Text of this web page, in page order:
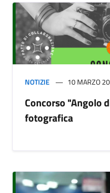
NOTIZIE 10 MARZO
Concorso "Angolo
fotografica